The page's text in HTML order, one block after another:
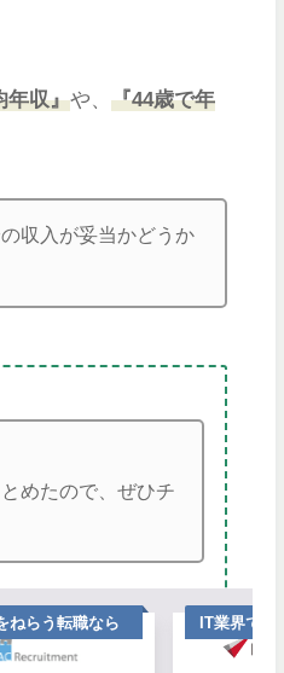
年収』や、 『44歳で年
収入が妥当かどうか
めたので、ぜひチ
ねらう転職なら IT業界での